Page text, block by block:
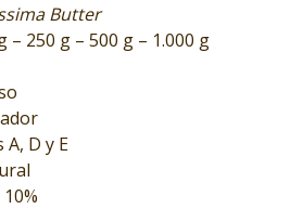
Butter
– 250 g – 500 g – 1.000 g
D y E
10%